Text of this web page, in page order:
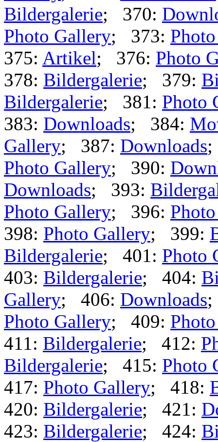
Bildergalerie; 370:
Photo Gallery; 373:
375: Artikel; 376: Photo
378: Bildergalerie; 379:
Bildergalerie; 381: Photo
383: Downloads; 384:
Gallery; 387: Downloads
Photo Gallery; 390:
Downloads; 393:
Photo Gallery; 396:
398: Photo Gallery; 399:
Bildergalerie; 401: Photo
403: Bildergalerie; 404:
Gallery; 406: Downloads
Photo Gallery; 409:
411: Bildergalerie; 412:
Bildergalerie; 415: Photo
417: Photo Gallery; 418:
420: Bildergalerie; 421:
423: Bildergalerie; 424: